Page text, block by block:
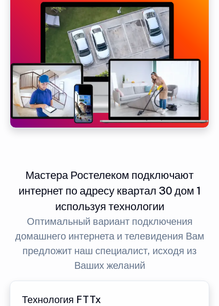
Мастера Ростелеком подключают
интернет по адресу квартал 30 дом 1
используя технологии
Оптимальный вариант подключения
домашнего интернета и телевидения Вам
предложит наш специалист, исходя из
Ваших желаний
Технология FTTx